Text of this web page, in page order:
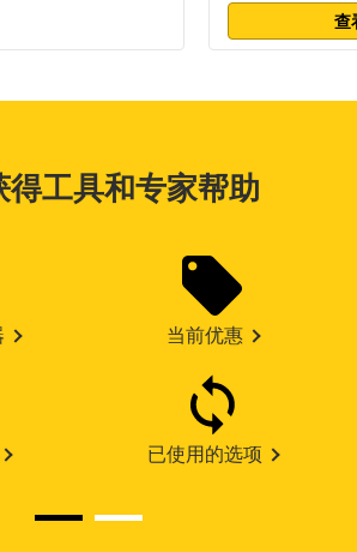
查
得工具和专家帮助
当前优惠
已使用的选项